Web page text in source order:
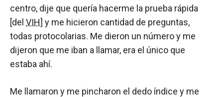
centro, dije que quería hacerme la prueba rápida
[del VIH] y me hicieron cantidad de preguntas,
todas protocolarias. Me dieron un número y me
dijeron que me iban a llamar, era el único que
estaba ahí.
Me llamaron y me pincharon el dedo índice y me